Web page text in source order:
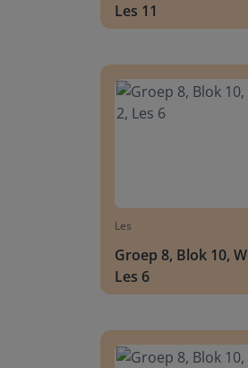
Les 11
Les
Groep 8, Blok 10,
Les 6